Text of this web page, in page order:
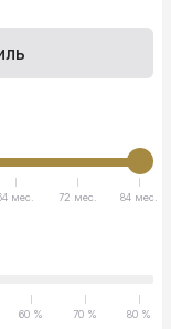
мес. 72 мес. 84 мес.
60 % 70 % 80 %